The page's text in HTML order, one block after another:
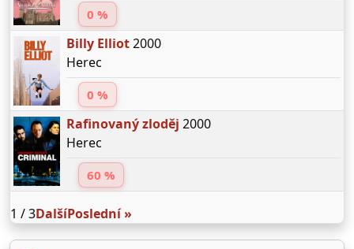
0 %
Billy Elliot2000
Herec
0 %
Rafinovaný zloděj 2000
Herec
60 %
1 / 3DalšíPoslední »